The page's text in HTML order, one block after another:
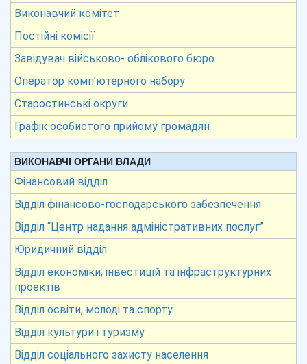
Виконавчий комітет
Постійні комісії
Завідувач військово- облікового бюро
Оператор комп’ютерного набору
Старостинські округи
Графік особистого прийому громадян
ВИКОНАВЧІ ОРГАНИ ВЛАДИ
Фінансовий відділ
Відділ фінансово-господарського забезпечення
Відділ “Центр надання адміністративних послуг”
Юридичний відділ
Відділ економіки, інвестицій та інфраструктурних
проектів
Відділ освіти, молоді та спорту
Відділ культури і туризму
Відділ соціального захисту населення